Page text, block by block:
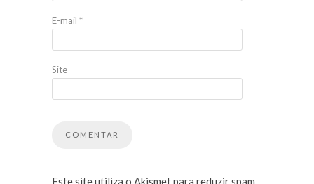
E-mail *
Site
Este site utiliza o Akismet para reduzir spam.